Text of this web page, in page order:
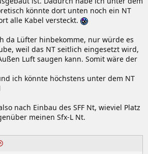
könnte dort unten noch ein NT
alle Kabel versteckt.
da Lüfter hinbekomme, nur würde es
weil das NT seitlich eingesetzt wird,
Luft saugen kann. Somit wäre der
ich könnte höchstens unter dem NT
nach Einbau des SFF Nt, wieviel Platz
meinen Sfx-L Nt.